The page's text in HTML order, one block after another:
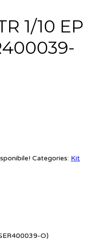
1/10 EP
Categories: Kit
O)